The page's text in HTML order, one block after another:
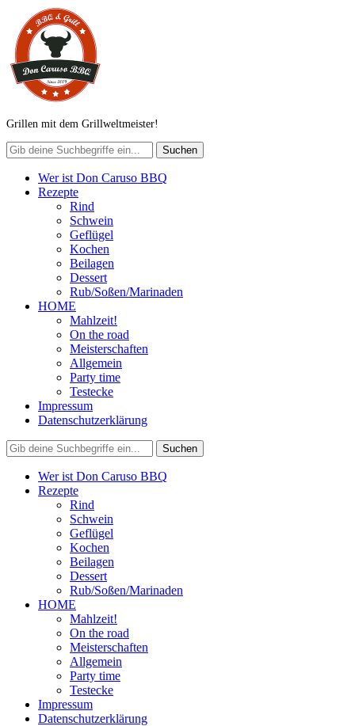
Grillen mit dem Grillweltmeister!
Wer ist Don Caruso BBQ
Rezepte
Rind
Schwein
Geflügel
Kochen
Beilagen
Dessert
Rub/Soßen/Marinaden
HOME
Mahlzeit!
On the road
Meisterschaften
Allgemein
Party time
Testecke
Impressum
Datenschutzerklärung
Wer ist Don Caruso BBQ
Rezepte
Rind
Schwein
Geflügel
Kochen
Beilagen
Dessert
Rub/Soßen/Marinaden
HOME
Mahlzeit!
On the road
Meisterschaften
Allgemein
Party time
Testecke
Impressum
Datenschutzerklärung